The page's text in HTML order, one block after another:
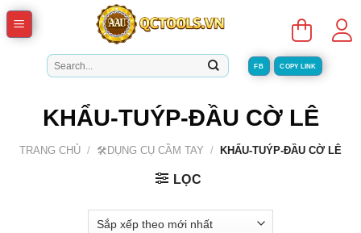
Skip
Tìm
kiếm:
FB COPY LINK
KHẨU-TUÝP-ĐẦU CỜ LÊ
TRANG CHỦ / 🛠️DỤNG CỤ CẦM TAY / KHẨU-TUÝP-ĐẦU CỜ LÊ
LỌC